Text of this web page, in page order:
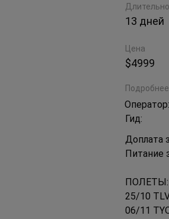
13 дней
Цена
$4999
Оператор:
Гид:
Доплата
Питание
ПОЛЕТЫ:
25/10
06/11